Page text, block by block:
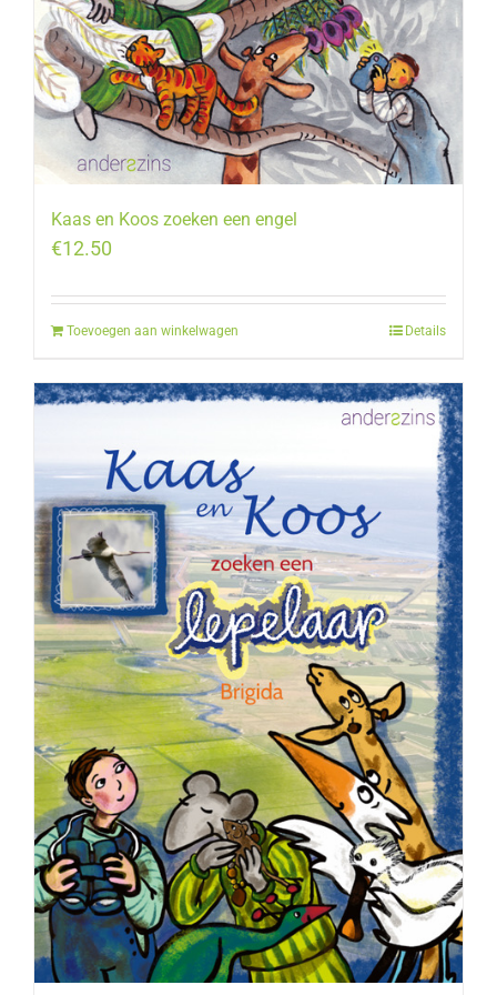
Kaas en Koos zoeken een engel
€12.50
Toevoegen aan winkelwagen Details